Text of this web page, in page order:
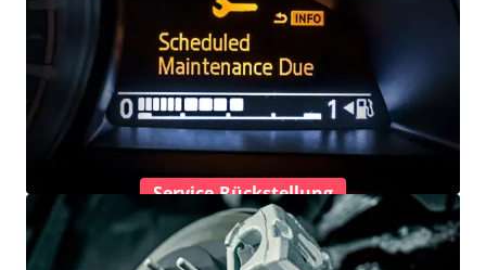
Service-Rückstellung